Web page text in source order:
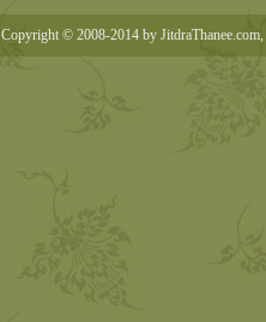
Copyright © 2008-2014 by